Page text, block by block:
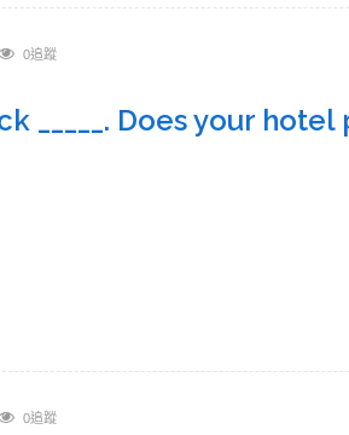
0追蹤
_____. Does your
0追蹤